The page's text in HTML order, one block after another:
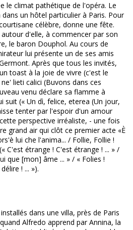
le climat pathétique de l'opéra. Le
un hôtel particulier à Paris. Pour
célèbre, donne une fête.
d'elle, à commencer par son
le baron Douphol. Au cours de
lui présente un de ses amis
Après que tous les invités,
toast à la joie de vivre (c'est le
lieti calici (Buvons dans ces
venu déclare sa flamme à
suit (« Un dì, felice, eterea (Un jour,
tenter par l'espoir d'un amour
perspective irréaliste, - une fois
grand air qui clôt ce premier acte «È
lui che l'anima... / Follie, Follie !
C'est étrange ! C'est étrange ! ... » /
que [mon] âme ... » / « Folies !
! ... »).
dans une villa, près de Paris
Alfredo apprend par Annina, la